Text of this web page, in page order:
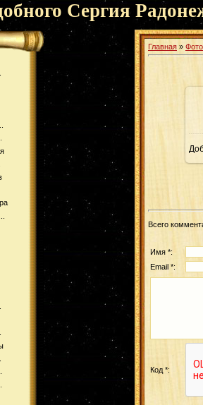
Сергия
Главная »
Всего
Имя *:
Email *:
Код *: